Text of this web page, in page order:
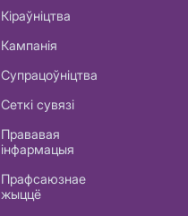
Кіраўніцтва
Кампанія
Супрацоўніцтва
Сеткі сувязі
Прававая
інфармацыя
Прафсаюзнае
жыццё